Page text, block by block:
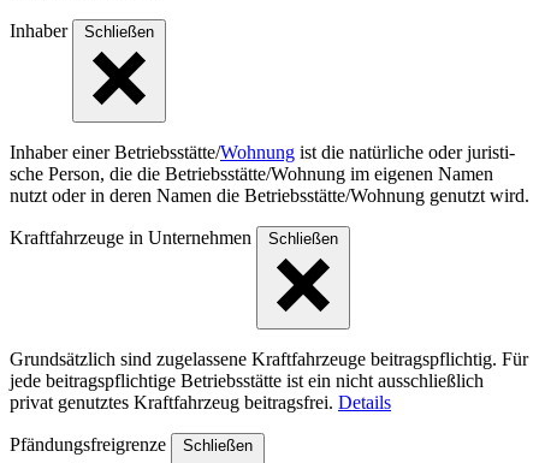
Inhaber Schließen
Inhaber einer Betriebs­stät­te/Wohnung ist die natür­liche oder juris­ti­
sche Person, die die Betriebs­stät­te/Woh­nung im eigenen Namen
nutzt oder in deren Namen die Betriebs­stät­te/Woh­nung genutzt wird.
Kraftfahrzeuge in Unternehmen Schließen
Grundsätzlich sind zugelassene Kraftfahrzeuge beitragspflichtig. Für
jede beitragspflichtige Betriebsstätte ist ein nicht ausschließlich
privat genutztes Kraftfahrzeug beitragsfrei. Details
Pfändungsfreigrenze Schließen